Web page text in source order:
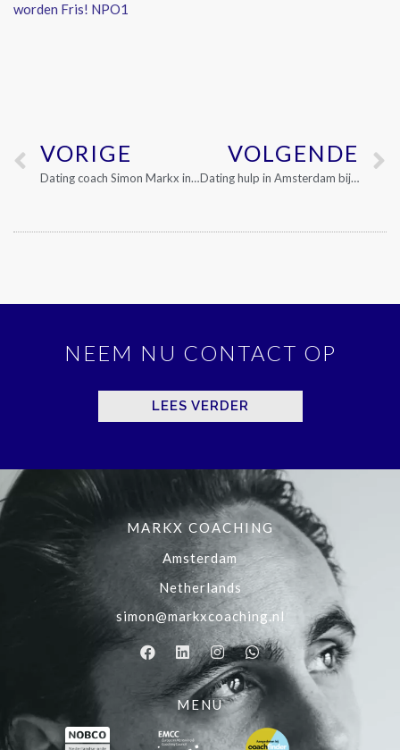
worden Fris! NPO1
VORIGE
Dating coach Simon Markx in De Telegraaf VROUW magazine
VOLGENDE
Dating hulp in Amsterdam bij Simon Markx
NEEM NU CONTACT OP
LEES VERDER
MARKX COACHING
Amsterdam
Netherlands
simon@markxcoaching.nl
MENU